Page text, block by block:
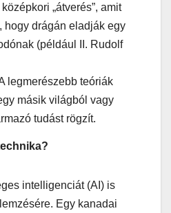
„átverés”, amit
hogy drágán eladják egy
(például II. Rudolf
legmerészebb teóriák
másik világból vagy
tudást rögzít.
intelligenciát (AI) is
Egy kanadai